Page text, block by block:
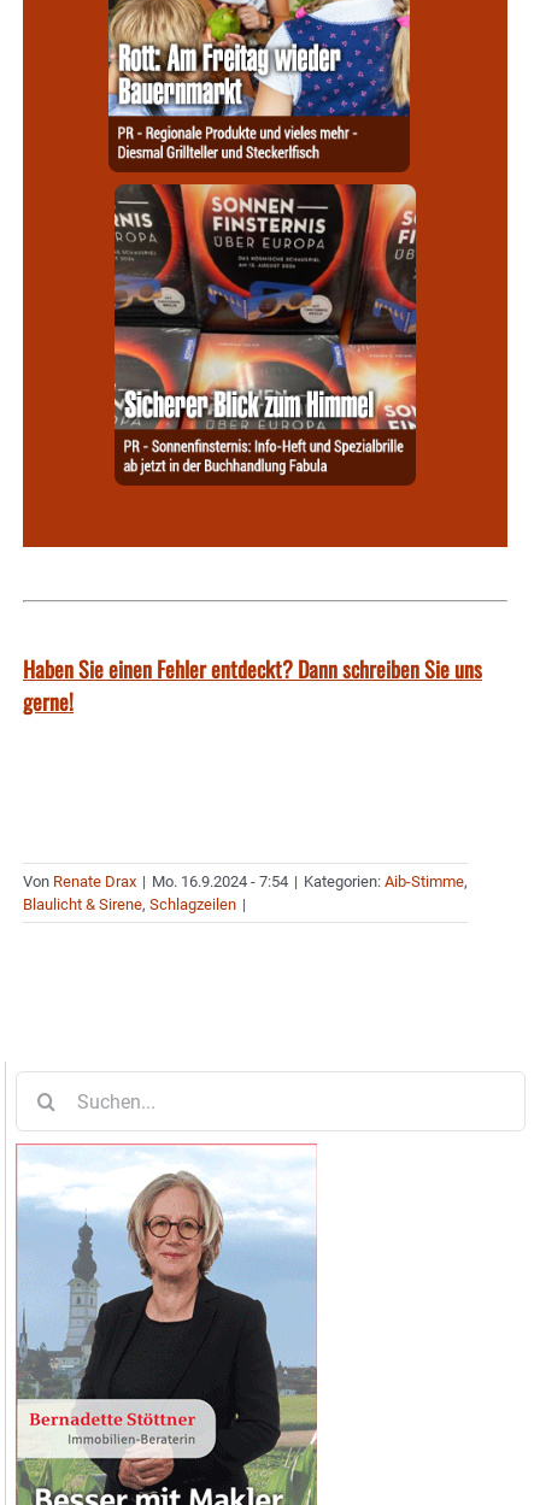
Haben Sie einen Fehler entdeckt? Dann schreiben Sie uns
gerne!
Von Renate Drax | Mo. 16.9.2024 - 7:54 | Kategorien: Aib-Stimme,
Blaulicht & Sirene, Schlagzeilen |
nach: